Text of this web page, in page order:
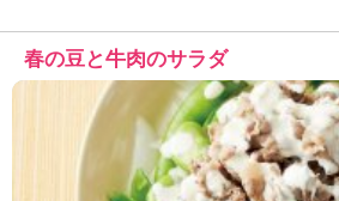
春の豆と牛肉のサラダ